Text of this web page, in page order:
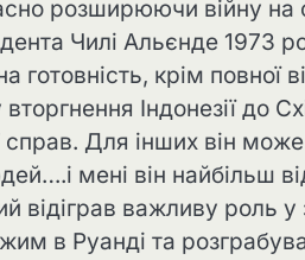
розширюючи війну
Чилі Альєнде 1973
крім повної
Індонезії до
Для інших він
мені він найбільш
відіграв важливу роль
в Руанді та